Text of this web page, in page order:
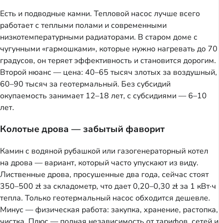
Есть и подводные камни. Тепловой насос лучше всего
работает с теплыми полами и современными
низкотемпературными радиаторами. В старом доме с
чугунными «гармошками», которые нужно нагревать до 70
градусов, он теряет эффективность и становится дорогим.
Второй нюанс — цена: 40–65 тысяч злотых за воздушный,
60–90 тысяч за геотермальный. Без субсидий
окупаемость занимает 12–18 лет, с субсидиями — 6–10
лет.
Колотые дрова — забытый фаворит
Камин с водяной рубашкой или газогенераторный котел
на дрова — вариант, который часто упускают из виду.
Лиственные дрова, просушенные два года, сейчас стоят
350–500 zł за складометр, что дает 0,20–0,30 zł за 1 кВт·ч
тепла. Только геотермальный насос обходится дешевле.
Минус — физическая работа: закупка, хранение, растопка,